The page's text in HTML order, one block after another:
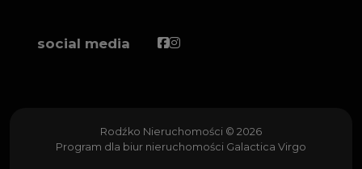
social media Facebook
Facebook
Rodźko Nieruchomości © 2026
Program dla biur nieruchomości Galactica Virgo